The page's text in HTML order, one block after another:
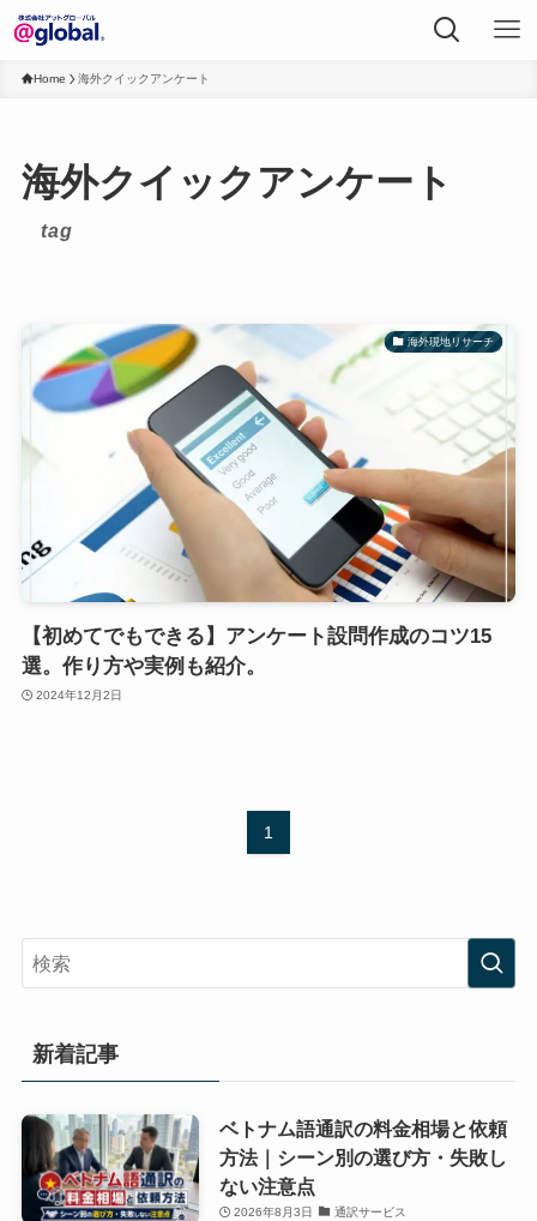
Home 海外クイックアンケート
海外クイックアンケート
tag
海外現地リサーチ
【初めてでもできる】アンケート設問作成のコツ15
選。作り方や実例も紹介。
2024年12月2日
1
新着記事
ベトナム語通訳の料金相場と依頼
方法｜シーン別の選び方・失敗し
ない注意点
2026年8月3日 通訳サービス